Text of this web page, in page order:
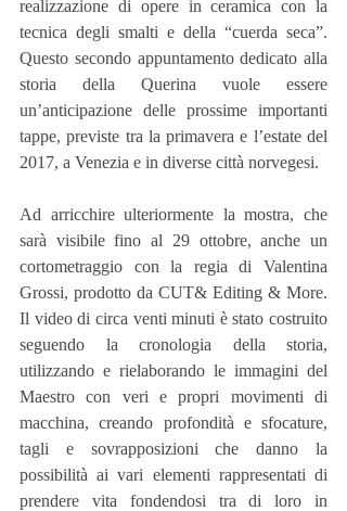
realizzazione di opere in ceramica con la
tecnica degli smalti e della “cuerda seca”.
Questo secondo appuntamento dedicato alla
storia della Querina vuole essere
un’anticipazione delle prossime importanti
tappe, previste tra la primavera e l’estate del
2017, a Venezia e in diverse città norvegesi.
Ad arricchire ulteriormente la mostra, che
sarà visibile fino al 29 ottobre, anche un
cortometraggio con la regia di Valentina
Grossi, prodotto da CUT& Editing & More.
Il video di circa venti minuti è stato costruito
seguendo la cronologia della storia,
utilizzando e rielaborando le immagini del
Maestro con veri e propri movimenti di
macchina, creando profondità e sfocature,
tagli e sovrapposizioni che danno la
possibilità ai vari elementi rappresentati di
prendere vita fondendosi tra di loro in